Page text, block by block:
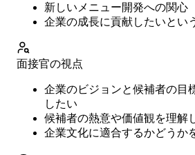
新しいメニュー開発への関心
企業の成長に貢献したいとい
面接官の視点
企業のビジョンと候補者の目
したい
候補者の熱意や価値観を理解
企業文化に適合するかどうか